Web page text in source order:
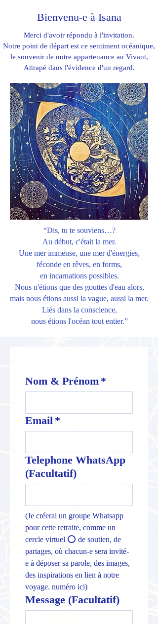
Bienvenu-e à Isana
Merci d'avoir répondu à l'invitation.
Notre point de départ est ce sentiment océanique,
le souvenir de notre appartenance au Vivant,
Attrapé dans l'évidence d'un regard.
“Dis, tu te souviens…?
Au début, c'était la mer.
Une mer immense, une mer d'énergies,
féconde en rêves, en forms,
en incarnations possibles.
Nous n'étions que des gouttes d'eau alors,
mais nous étions aussi la vague, aussi la mer.
Liés dans la conscience,
nous étions l'océan tout entier.”
Nom & Prénom *
Email *
Telephone WhatsApp
(Facultatif)
(Je créerai un groupe Whatsapp
pour cette retraite, comme un
cercle virtuel ⭕️ de soutien, de
partages, où chacun-e sera invité-
e à déposer sa parole, des images,
des inspirations en lien à notre
voyage. numéro ici)
Message (Facultatif)